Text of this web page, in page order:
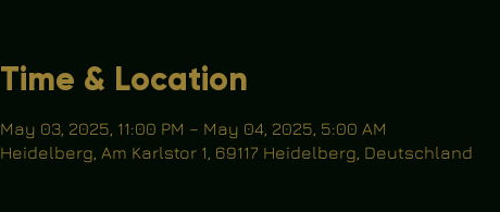
Time & Location
May 03, 2025, 11:00 PM – May 04, 2025, 5:00 AM
Heidelberg, Am Karlstor 1, 69117 Heidelberg, Deutschland